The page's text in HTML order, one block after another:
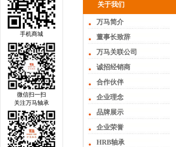
关于我们
万马简介
董事长致辞
万马关联公司
诚招经销商
合作伙伴
企业理念
品牌展示
企业荣誉
HRB轴承
手机商城
微信扫一扫
关注万马轴承